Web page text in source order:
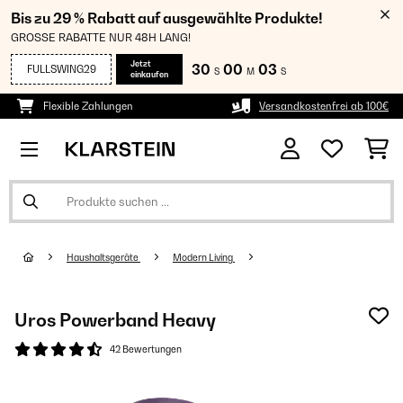
Bis zu 29 % Rabatt auf ausgewählte Produkte!
GROSSE RABATTE NUR 48H LANG!
FULLSWING29
Jetzt
einkaufen
30 S 00 M 03 S
Flexible Zahlungen Versandkostenfrei ab 100€
Haushaltsgeräte Modern Living
Uros Powerband Heavy
42 Bewertungen